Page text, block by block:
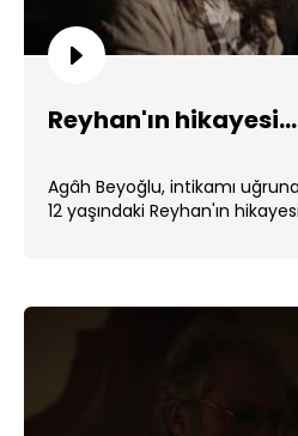
Reyhan'ın hikayesi...
Agâh Beyoğlu, intikamı
12 yaşındaki Reyhan'ın